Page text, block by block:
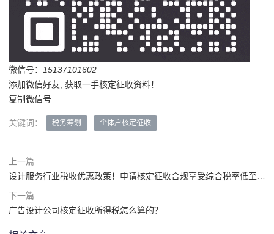
微信号：
15137101602
添加微信好友, 获取一手核定征收资料！
复制微信号
关键词： 税务筹划 个体户核定征收
上一篇
下一篇
广告设计公司核定征收所得税怎么算的？